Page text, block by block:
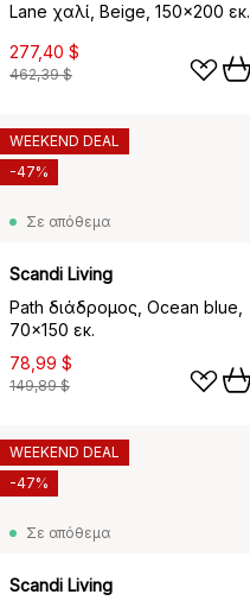
Lane χαλί, Beige, 150x200 εκ.
277,40 $
462,39 $
Σε απόθεμα
Scandi Living
Path διάδρομος, Ocean blue,
70x150 εκ.
78,99 $
149,89 $
WEEKEND DEAL
-47%
Σε απόθεμα
Scandi Living
WEEKEND DEAL
-47%